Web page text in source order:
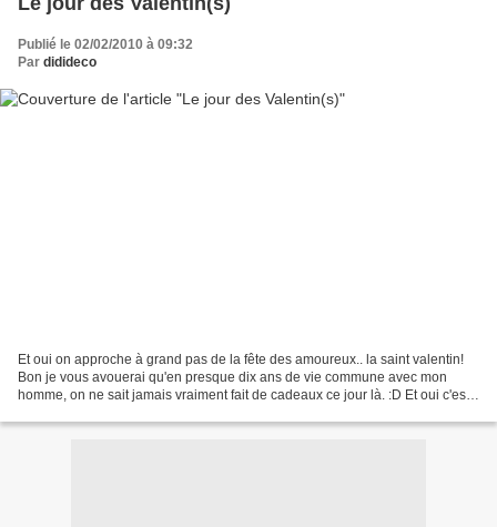
Publié le 02/02/2010 à 09:32
Par didideco
Et oui on approche à grand pas de la fête des amoureux.. la saint valentin!
Bon je vous avouerai qu'en presque dix ans de vie commune avec mon
homme, on ne sait jamais vraiment fait de cadeaux ce jour là. :D Et oui c'est